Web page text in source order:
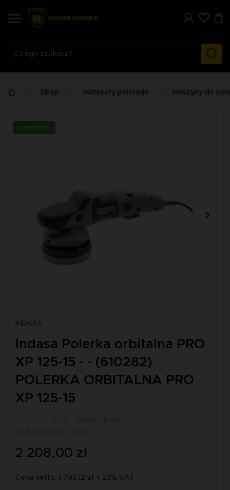
Sklep Materiały polerskie Maszyny do
NOWOŚĆ
INDASA
Indasa Polerka orbitalna PRO
XP 125-15 - - (610282)
POLERKA ORBITALNA PRO
XP 125-15
2 208,00 zł
Cena netto: 1 795,12 zł + 23% VAT